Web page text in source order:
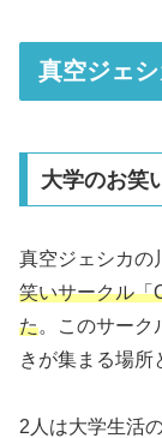
真空ジェ
大学のお笑
真空ジェシカの
笑いサークル「
た。このサーク
きが集まる場所
2人は大学生活